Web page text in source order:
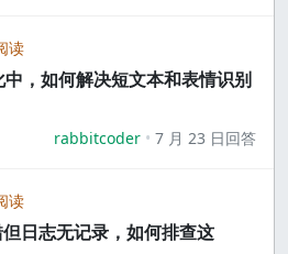
读
，如何解决短文本和表情识别
rabbitcoder 7 月 23 日回答
读
日志无记录，如何排查这